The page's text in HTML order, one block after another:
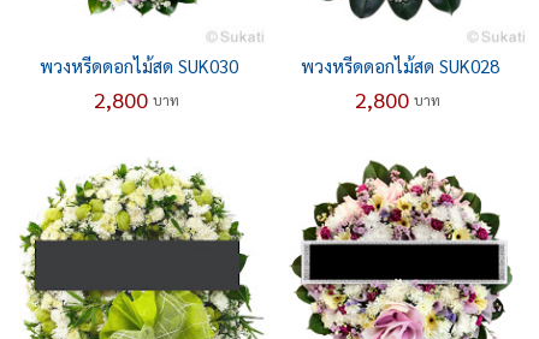
พวงหรีดดอกไม้สด SUK030
2,800 บาท
พวงหรีดดอกไม้สด SUK028
2,800 บาท